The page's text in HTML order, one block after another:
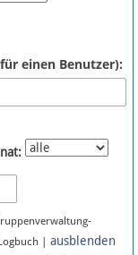
einen Benutzer):
| ausblenden